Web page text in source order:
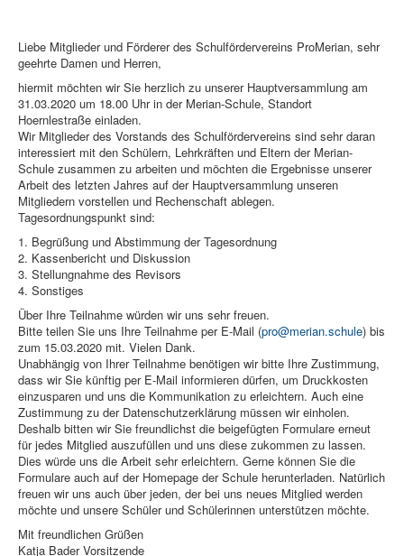
Liebe Mitglieder und Förderer des Schulfördervereins ProMerian, sehr
geehrte Damen und Herren,
hiermit möchten wir Sie herzlich zu unserer Hauptversammlung am
31.03.2020 um 18.00 Uhr in der Merian-Schule, Standort
Hoernlestraße einladen.
Wir Mitglieder des Vorstands des Schulfördervereins sind sehr daran
interessiert mit den Schülern, Lehrkräften und Eltern der Merian-
Schule zusammen zu arbeiten und möchten die Ergebnisse unserer
Arbeit des letzten Jahres auf der Hauptversammlung unseren
Mitgliedern vorstellen und Rechenschaft ablegen.
Tagesordnungspunkt sind:
1. Begrüßung und Abstimmung der Tagesordnung
2. Kassenbericht und Diskussion
3. Stellungnahme des Revisors
4. Sonstiges
Über Ihre Teilnahme würden wir uns sehr freuen.
Bitte teilen Sie uns Ihre Teilnahme per E-Mail (pro@merian.schule) bis
zum 15.03.2020 mit. Vielen Dank.
Unabhängig von Ihrer Teilnahme benötigen wir bitte Ihre Zustimmung,
dass wir Sie künftig per E-Mail informieren dürfen, um Druckkosten
einzusparen und uns die Kommunikation zu erleichtern. Auch eine
Zustimmung zu der Datenschutzerklärung müssen wir einholen.
Deshalb bitten wir Sie freundlichst die beigefügten Formulare erneut
für jedes Mitglied auszufüllen und uns diese zukommen zu lassen.
Dies würde uns die Arbeit sehr erleichtern. Gerne können Sie die
Formulare auch auf der Homepage der Schule herunterladen. Natürlich
freuen wir uns auch über jeden, der bei uns neues Mitglied werden
möchte und unsere Schüler und Schülerinnen unterstützen möchte.
Mit freundlichen Grüßen
Katja Bader Vorsitzende